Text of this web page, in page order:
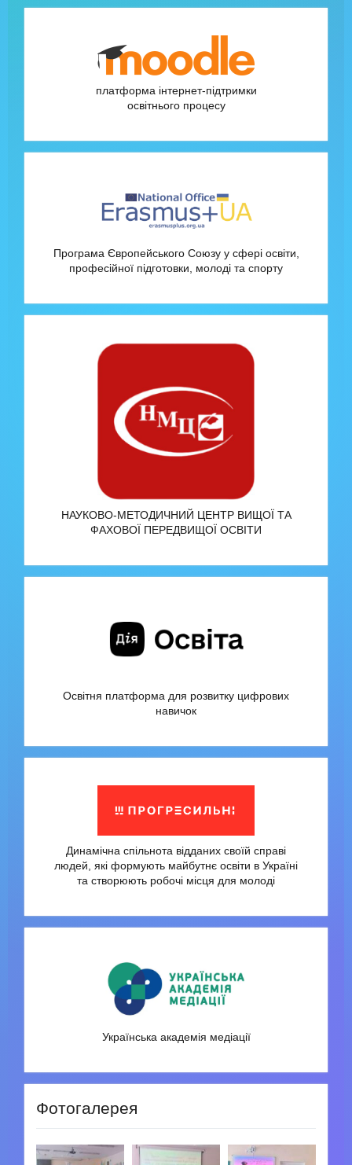
платформа інтернет-підтримки
освітнього процесу
Програма Європейського Союзу у сфері освіти,
професійної підготовки, молоді та спорту
НАУКОВО-МЕТОДИЧНИЙ ЦЕНТР ВИЩОЇ ТА
ФАХОВОЇ ПЕРЕДВИЩОЇ ОСВІТИ
Освітня платформа для розвитку цифрових
навичок
Динамічна спільнота відданих своїй справі
людей, які формують майбутнє освіти в Україні
та створюють робочі місця для молоді
Українська академія медіації
Фотогалерея